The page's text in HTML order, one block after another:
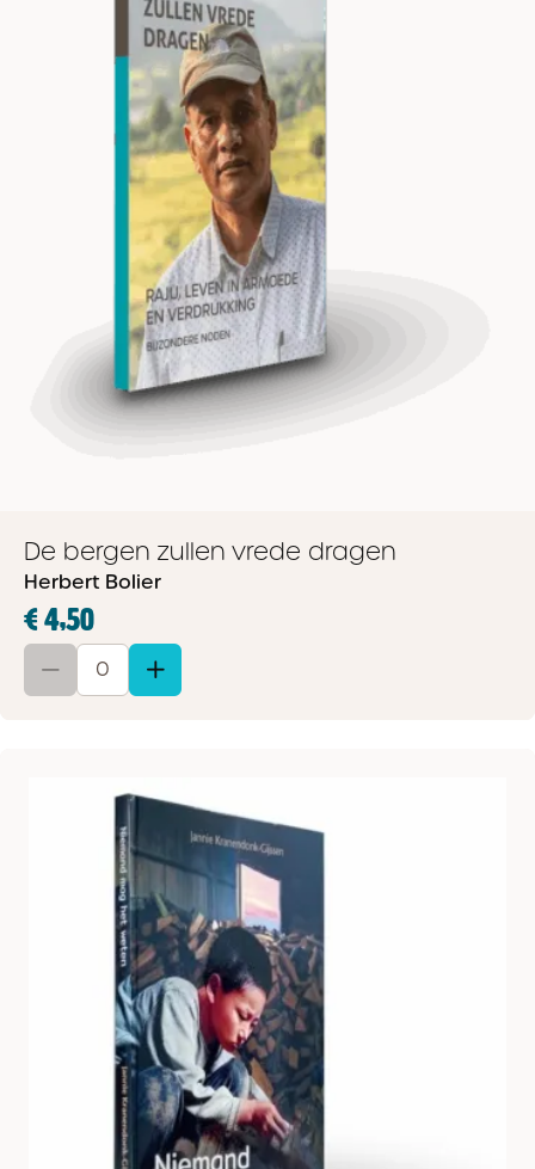
De bergen zullen vrede dragen
Herbert Bolier
€ 4,50